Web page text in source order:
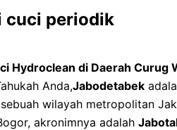
cuci periodik
Hydroclean di Daerah Curug
Anda,Jabodetabek
wilayah metropolitan
akronimnya adalah